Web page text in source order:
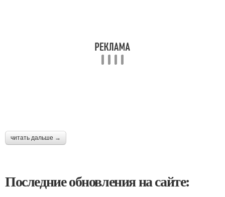
читать дальше →
Последние обновления на сайте: